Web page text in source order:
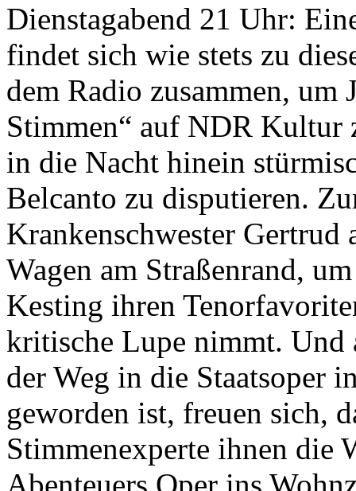
Dienstagabend 21 Uhr:
findet sich wie stets zu
dem Radio zusammen, um
Stimmen“ auf NDR Kultur
in die Nacht hinein
Belcanto zu disputieren.
Krankenschwester Gertrud
Wagen am Straßenrand,
Kesting ihren
kritische Lupe nimmt. Und
der Weg in die Staatsoper
geworden ist, freuen sich,
Stimmenexperte ihnen die
Abenteuers Oper ins